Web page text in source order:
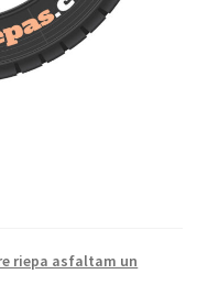
riepa asfaltam un